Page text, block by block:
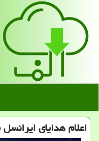
اعلام هدایای